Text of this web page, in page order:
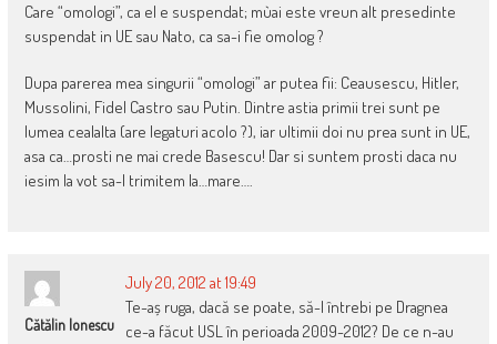
Care “omologi”, ca el e suspendat; mùai este vreun alt presedinte
suspendat in UE sau Nato, ca sa-i fie omolog ?
Dupa parerea mea singurii “omologi” ar putea fii: Ceausescu, Hitler,
Mussolini, Fidel Castro sau Putin. Dintre astia primii trei sunt pe
lumea cealalta (are legaturi acolo ?), iar ultimii doi nu prea sunt in UE,
asa ca…prosti ne mai crede Basescu! Dar si suntem prosti daca nu
iesim la vot sa-l trimitem la…mare….
Cătălin Ionescu
July 20, 2012 at 19:49
Te-aș ruga, dacă se poate, să-l întrebi pe Dragnea
ce-a făcut USL în perioada 2009-2012? De ce n-au